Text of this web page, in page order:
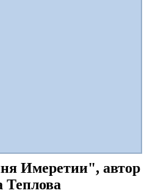
Имеретии", автор
Теплова